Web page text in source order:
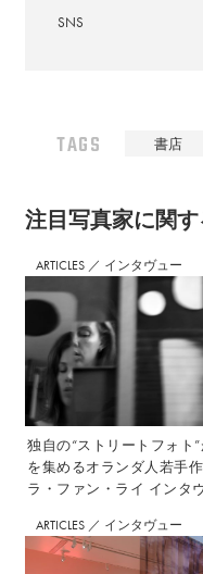
SNS
TAGS 書店
注⽬写真家に関
ARTICLES ／ インタヴュー
独自の“ストリートフォト
を集めるオランダ人若手
ラ・ファン・ライ インタ
ARTICLES ／ インタヴュー